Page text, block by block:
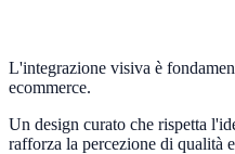
L'integrazione visiva è
ecommerce.
Un design curato che rispetta
rafforza la percezione di qualità